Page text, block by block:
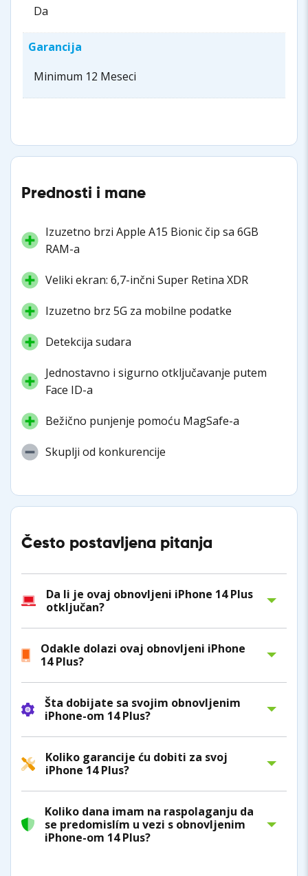
Da
Garancija
Minimum 12 Meseci
Prednosti i mane
Izuzetno brzi Apple A15 Bionic čip sa 6GB
RAM-a
Veliki ekran: 6,7-inčni Super Retina XDR
Izuzetno brz 5G za mobilne podatke
Detekcija sudara
Jednostavno i sigurno otključavanje putem
Face ID-a
Bežično punjenje pomoću MagSafe-a
Skuplji od konkurencije
Često postavljena pitanja
Da li je ovaj obnovljeni iPhone 14 Plus
otključan?
Odakle dolazi ovaj obnovljeni iPhone
14 Plus?
Šta dobijate sa svojim obnovljenim
iPhone-om 14 Plus?
Koliko garancije ću dobiti za svoj
iPhone 14 Plus?
Koliko dana imam na raspolaganju da
se predomislím u vezi s obnovljenim
iPhone-om 14 Plus?